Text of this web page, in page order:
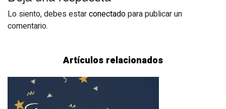
Lo siento, debes estarconectadopara publicar un
comentario.
Artículos relacionados